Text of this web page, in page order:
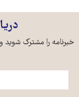
خبرنامه را مشترک شوید و